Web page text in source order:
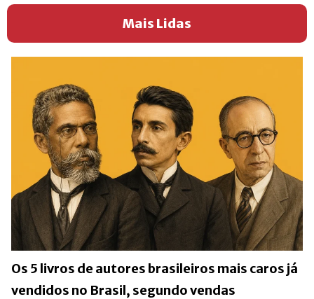
Mais Lidas
Os 5 livros de autores brasileiros mais caros já
vendidos no Brasil, segundo vendas